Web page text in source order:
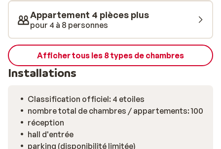
entièrement équipée et de lits moelleux. Ce n’est pas
tout… La résidence en blocs modulables de bois, est le
premier établissement écologique de la station!
Parfait pour un séjour au ski responsable! Bon séjour à
La Résidence Sélections Club MMV L’Etoile des
Sybelles!
Appartement 4 pièces plus
pour 4 à 8 personnes
Afficher tous les 8 types de chambres
Installations
Classification officiel: 4 etoiles
nombre total de chambres / appartements: 100
réception
hall d'entrée
parking (disponibilité limitée)